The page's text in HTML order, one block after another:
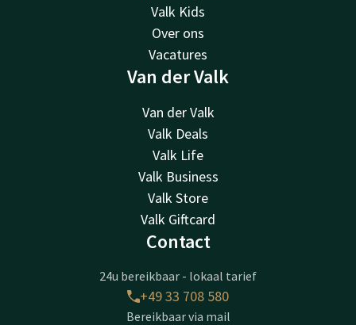
Valk Kids
Over ons
Vacatures
Van der Valk
Van der Valk
Valk Deals
Valk Life
Valk Business
Valk Store
Valk Giftcard
Contact
24u bereikbaar - lokaal tarief
+49 33 708 580
Bereikbaar via mail